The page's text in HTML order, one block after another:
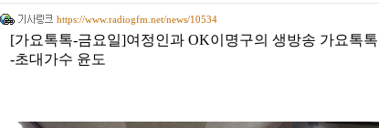
https://www.radiogfm.net/news/10534
[가요톡톡-금요일]여정인과 OK이명구의 생방송 가요톡톡
-초대가수 윤도